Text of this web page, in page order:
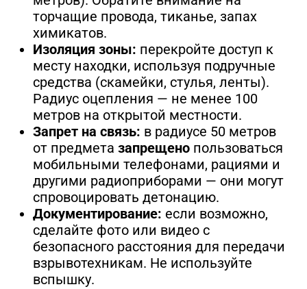
торчащие провода, тиканье, запах
химикатов.
Изоляция зоны: перекройте доступ к
месту находки, используя подручные
средства (скамейки, стулья, ленты).
Радиус оцепления — не менее 100
метров на открытой местности.
Запрет на связь: в радиусе 50 метров
от предмета запрещено пользоваться
мобильными телефонами, рациями и
другими радиоприборами — они могут
спровоцировать детонацию.
Документирование: если возможно,
сделайте фото или видео с
безопасного расстояния для передачи
взрывотехникам. Не используйте
вспышку.